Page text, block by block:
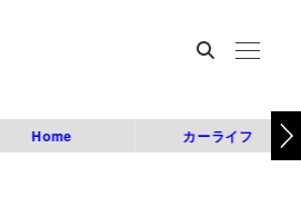
Home カーライフ